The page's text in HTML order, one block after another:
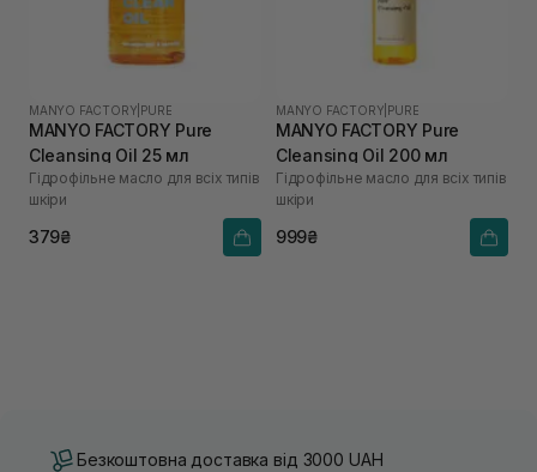
MANYO FACTORY PURE
MANYO FACTORY Pure
Cleansing Oil 25 мл
Гідрофільне масло для всіх типів
шкіри
379₴
MANYO FACTORY PURE
MANYO FACTORY Pure
Cleansing Oil 200 мл
Гідрофільне масло для всіх типів
шкіри
999₴
Безкоштовна доставка від 3000 UAH